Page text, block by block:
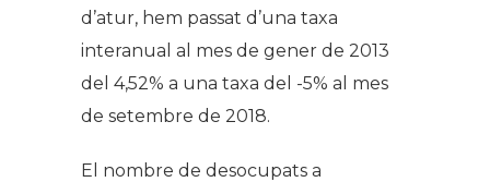
d’atur, hem passat d’una taxa
interanual al mes de gener de 2013
del 4,52% a una taxa del -5% al ​​mes
de setembre de 2018.
El nombre de desocupats a